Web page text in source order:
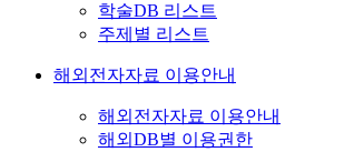
학술DB 리스트
주제별 리스트
해외전자자료 이용안내
해외전자자료 이용안내
해외DB별 이용권한